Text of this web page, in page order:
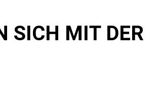
SICH MIT DER